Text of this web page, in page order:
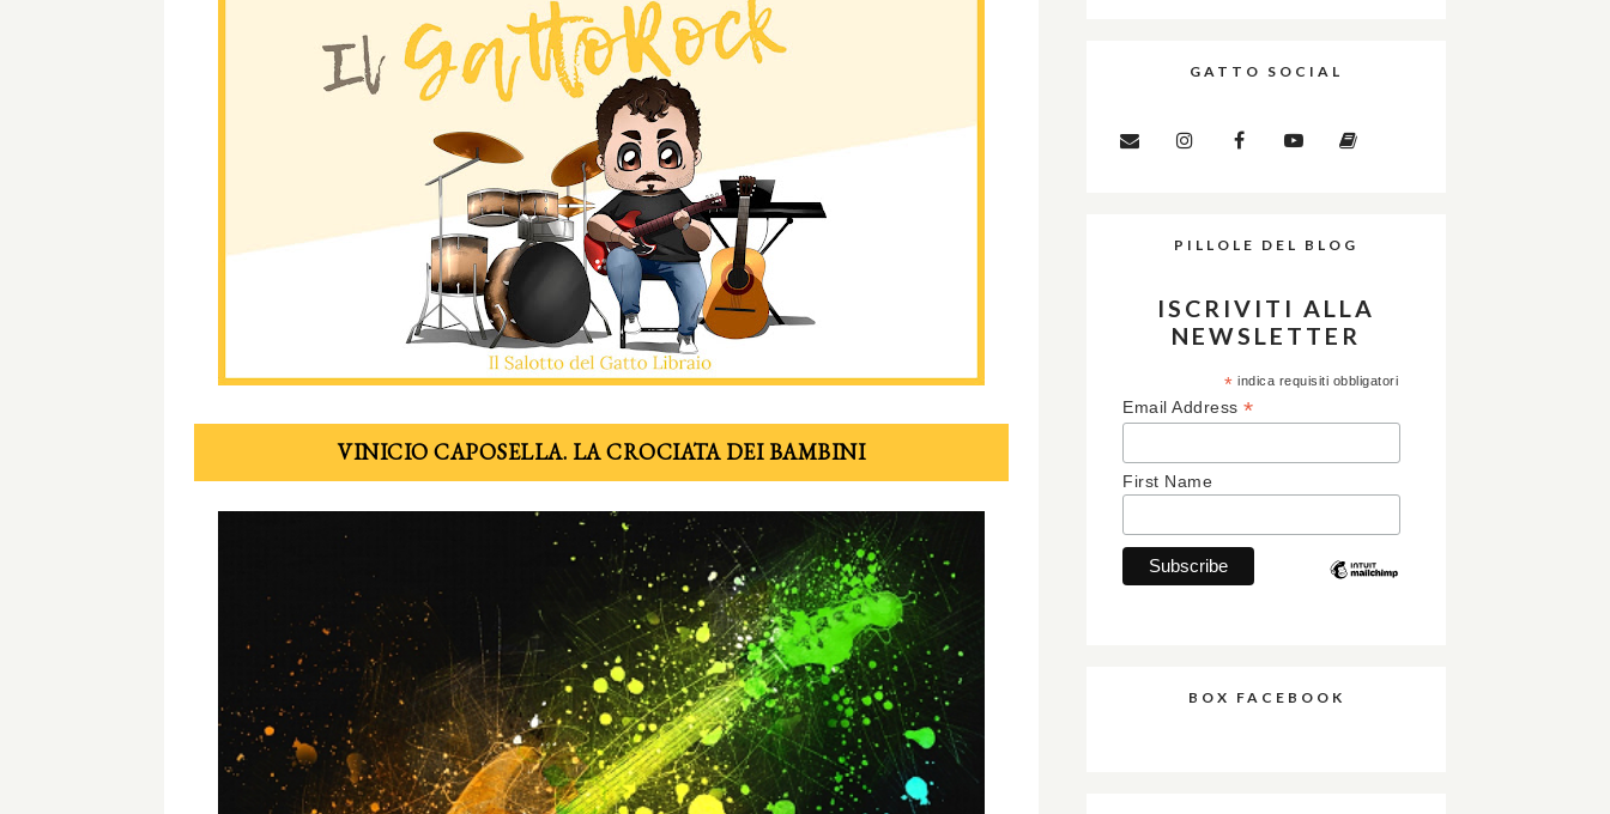
VINICIO CAPOSELLA. LA CROCIATA DEI BAMBINI
GATTO SOCIAL
PILLOLE DEL BLOG
ISCRIVITI ALLA
NEWSLETTER
* indica requisiti obbligatori
Email Address *
First Name
BOX FACEBOOK